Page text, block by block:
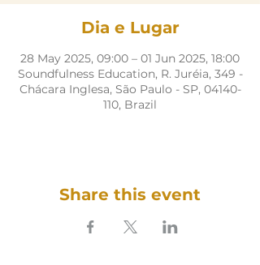
Dia e Lugar
28 May 2025, 09:00 – 01 Jun 2025, 18:00
Soundfulness Education, R. Juréia, 349 -
Chácara Inglesa, São Paulo - SP, 04140-
110, Brazil
Share this event